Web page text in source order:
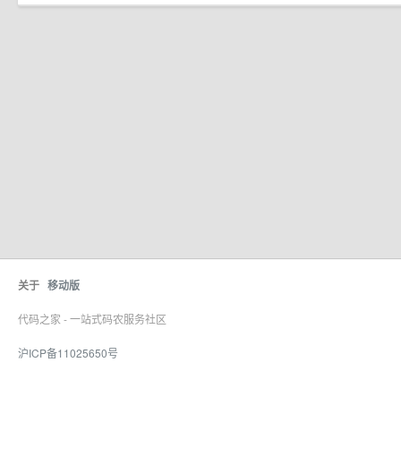
关于 移动版
代码之家 - 一站式码农服务社区
沪ICP备11025650号